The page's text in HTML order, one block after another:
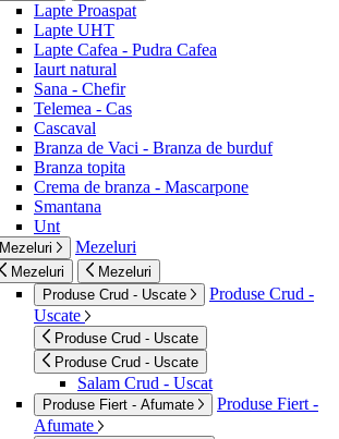
Lapte Proaspat
Lapte UHT
Lapte Cafea - Pudra Cafea
Iaurt natural
Sana - Chefir
Telemea - Cas
Cascaval
Branza de Vaci - Branza de burduf
Branza topita
Crema de branza - Mascarpone
Smantana
Unt
Mezeluri Mezeluri
Mezeluri
Mezeluri
Produse Crud - Uscate
Produse Crud -
Uscate
Produse Crud - Uscate
Produse Crud - Uscate
Salam Crud - Uscat
Produse Fiert - Afumate
Produse Fiert -
Afumate